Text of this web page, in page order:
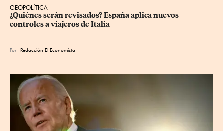
GEOPOLÍTICA
¿Quiénes serán revisados? España aplica nuevos
controles a viajeros de Italia
Por Redacción El Economista